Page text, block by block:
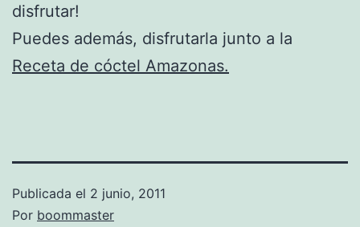
disfrutar!
Puedes además, disfrutarla junto a la
Receta de cóctel Amazonas.
Publicada el 2 junio, 2011
Por boommaster